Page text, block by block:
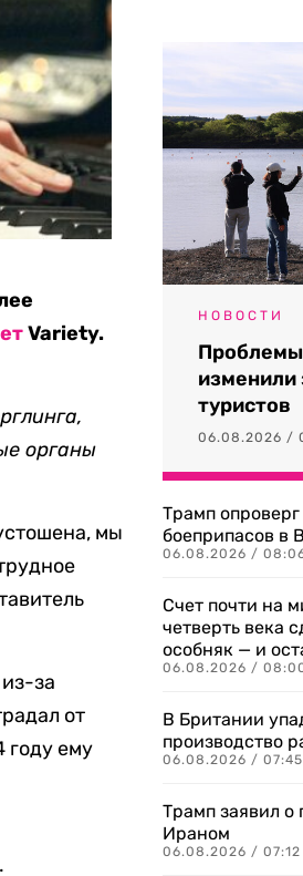
Variety.
органы
мы
за
от
году ему
НОВОСТИ
изменили
туристов
06.08.2026 /
Трамп
боеприпасов
06.08.2026 /
Счет почти на
четверть века
особняк — и
06.08.2026 /
В Британии
производство
06.08.2026 / 07:45
Трамп заявил о
Ираном
06.08.2026 / 07:12